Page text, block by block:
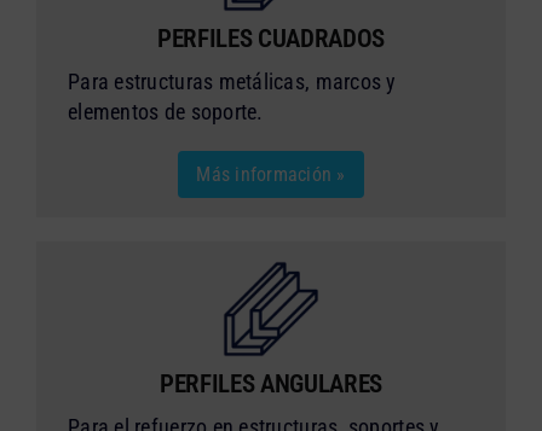
PERFILES CUADRADOS
Para estructuras metálicas, marcos y
elementos de soporte.
Más información »
PERFILES ANGULARES